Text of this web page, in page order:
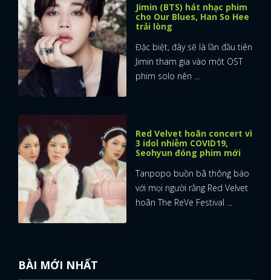
Jimin (BTS) hát nhạc phim
cho Our Blues, Han So Hee
trải lòng
Đặc biệt, đây sẽ là lần đầu tiên
Jimin tham gia vào một OST
phim solo nên ...
Red Velvet hoãn concert vì
3 idol nhiễm COVID19,
Seohyun đóng phim mới
Tanpopo buồn bã thông báo
với mọi người rằng Red Velvet
hoãn The ReVe Festival ...
BÀI MỚI NHẤT